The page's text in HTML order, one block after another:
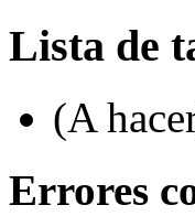
Lista de
(A
Errores